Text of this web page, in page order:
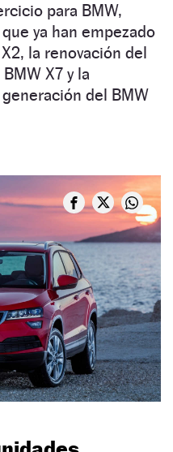
para BMW,
ya han empezado
la renovación del
X7 y la
del BMW